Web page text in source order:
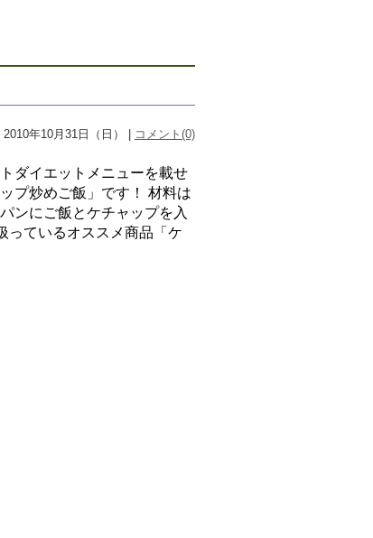
2010年10月31日（日） | コメント(0)
ダイエットメニューを載せ
プ炒めご飯」です！ 材料は
ンにご飯とケチャップを入
っているオススメ商品「ケ